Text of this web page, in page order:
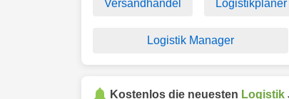
Versandhandel Logistikplaner
Logistik Manager
Kostenlos die neuesten Logistik